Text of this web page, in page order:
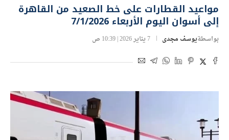
مواعيد القطارات على خط الصعيد من القاهرة
إلى أسوان اليوم الأربعاء 7/1/2026
بواسطةيوسف مجدى 7 يناير 2026 | 10:39 ص